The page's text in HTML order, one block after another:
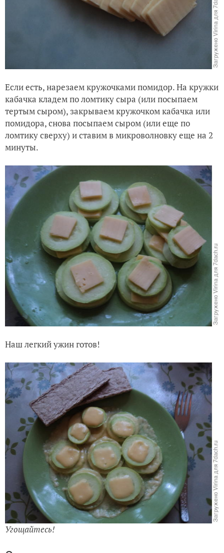
Если есть, нарезаем кружочками помидор. На кружки
кабачка кладем по ломтику сыра (или посыпаем
тертым сыром), закрываем кружочком кабачка или
помидора, снова посыпаем сыром (или еще по
ломтику сверху) и ставим в микроволновку еще на 2
минуты.
Наш легкий ужин готов!
Угощайтесь!